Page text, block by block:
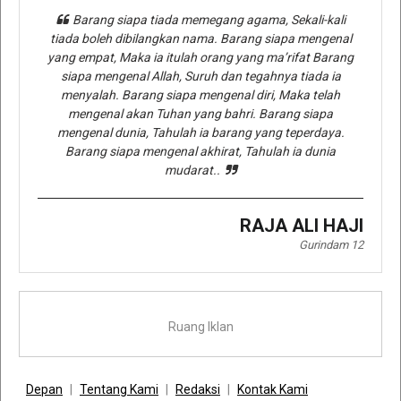
Barang siapa tiada memegang agama, Sekali-kali
tiada boleh dibilangkan nama. Barang siapa mengenal
yang empat, Maka ia itulah orang yang ma’rifat Barang
siapa mengenal Allah, Suruh dan tegahnya tiada ia
menyalah. Barang siapa mengenal diri, Maka telah
mengenal akan Tuhan yang bahri. Barang siapa
mengenal dunia, Tahulah ia barang yang teperdaya.
Barang siapa mengenal akhirat, Tahulah ia dunia
mudarat..
RAJA ALI HAJI
Gurindam 12
Ruang Iklan
Depan Tentang Kami Redaksi Kontak Kami